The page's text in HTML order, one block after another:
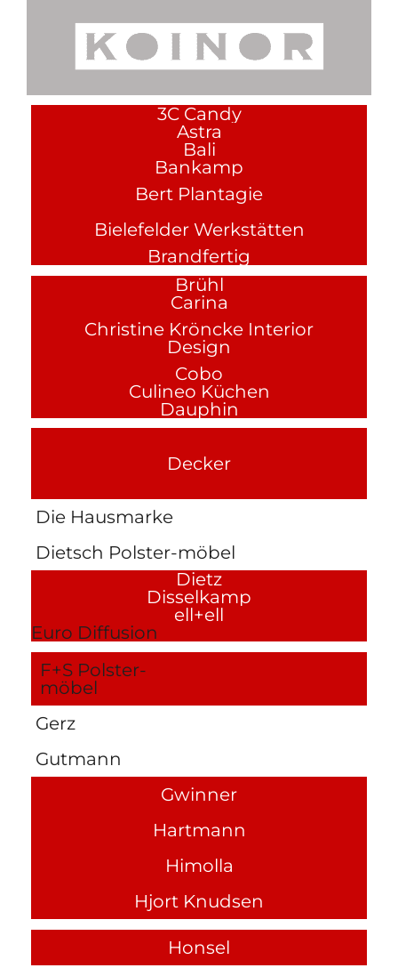
3C Candy
Astra
Bali
Bankamp
Bert Plantagie
Bielefelder Werkstätten
Brandfertig
Brühl
Carina
Christine Kröncke Interior
Design
Cobo
Culineo Küchen
Dauphin
Decker
Die Hausmarke
Dietsch Polster-möbel
Dietz
Disselkamp
ell+ell
Euro Diffusion
F+S Polster-
möbel
Gerz
Gutmann
Gwinner
Hartmann
Himolla
Hjort Knudsen
Honsel